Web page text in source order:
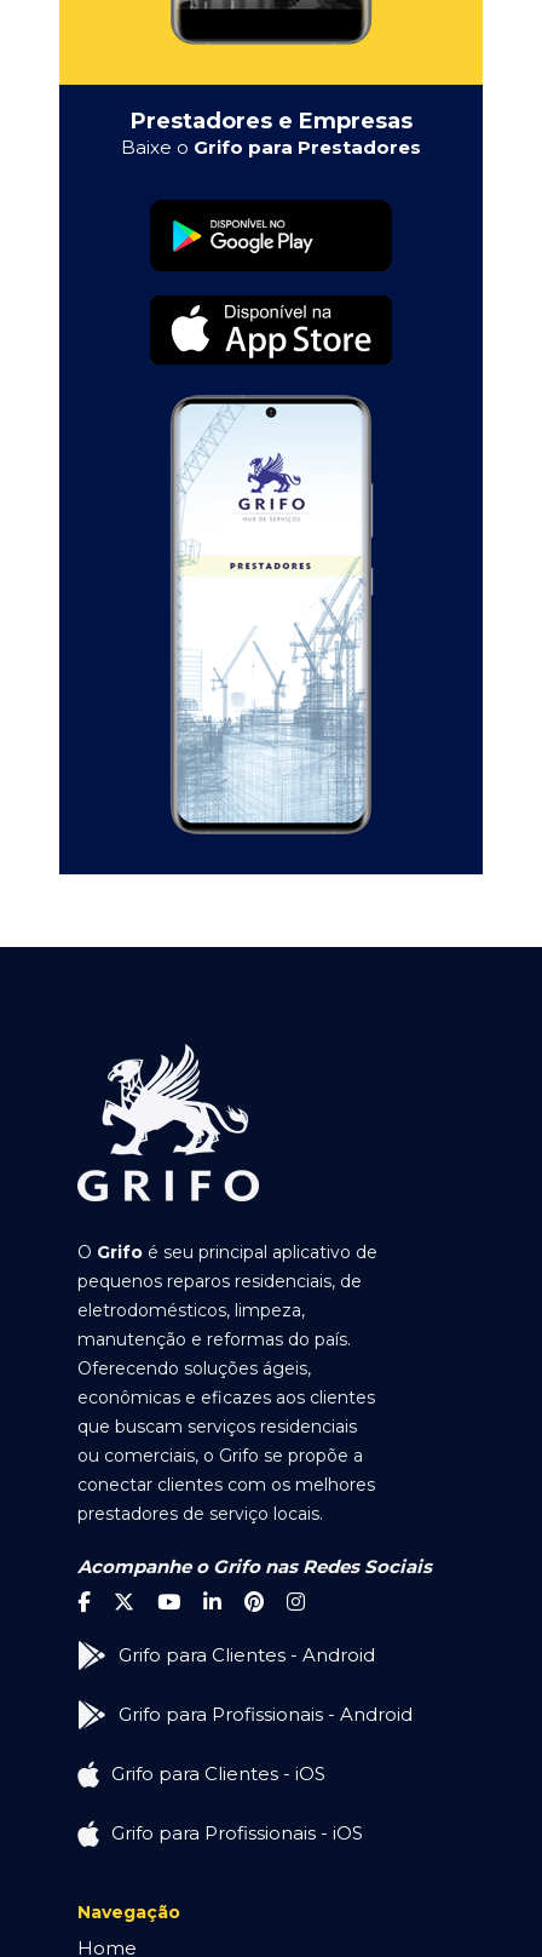
Prestadores e Empresas
Baixe o Grifo para Prestadores
O Grifo é seu principal aplicativo de
pequenos reparos residenciais, de
eletrodomésticos, limpeza,
manutenção e reformas do país.
Oferecendo soluções ágeis,
econômicas e eficazes aos clientes
que buscam serviços residenciais
ou comerciais, o Grifo se propõe a
conectar clientes com os melhores
prestadores de serviço locais.
Acompanhe o Grifo nas Redes Sociais
Grifo para Clientes - Android
Grifo para Profissionais - Android
Grifo para Clientes - iOS
Grifo para Profissionais - iOS
Navegação
Home